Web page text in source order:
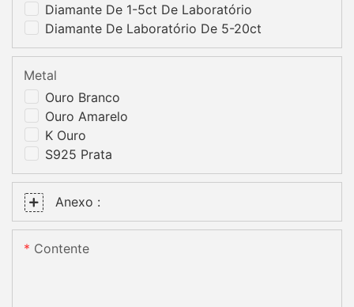
Diamante De 1-5ct De Laboratório
Diamante De Laboratório De 5-20ct
Ouro Branco
Ouro Amarelo
K Ouro
S925 Prata
Metal
Anexo :
Contente